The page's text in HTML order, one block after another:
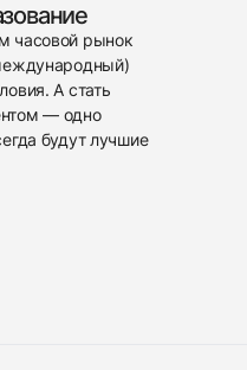
часовой рынок
А стать
— одно
будут лучшие